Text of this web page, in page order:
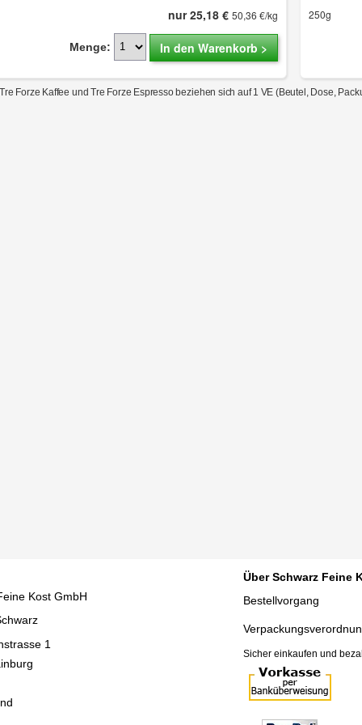
nur 25,18 €50,36 €/kg
Menge: In den Warenkorb >
250g
Forze Kaffee und Tre Forze Espresso beziehen sich auf 1 VE (Beutel, Dose,
Kost GmbH
1
Über Schwarz Feine
Bestellvorgang
Sicher einkaufen und